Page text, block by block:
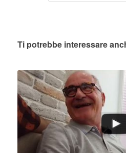
Ti potrebbe interessare